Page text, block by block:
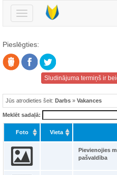
Pārslēgt
navigāciju
Pieslēgties:
Sludinājuma termiņš ir
Jūs atrodieties šeit: Darbs » Vakances
Meklēt sadaļā:
Foto Vieta
Pievienojies
pašvaldība